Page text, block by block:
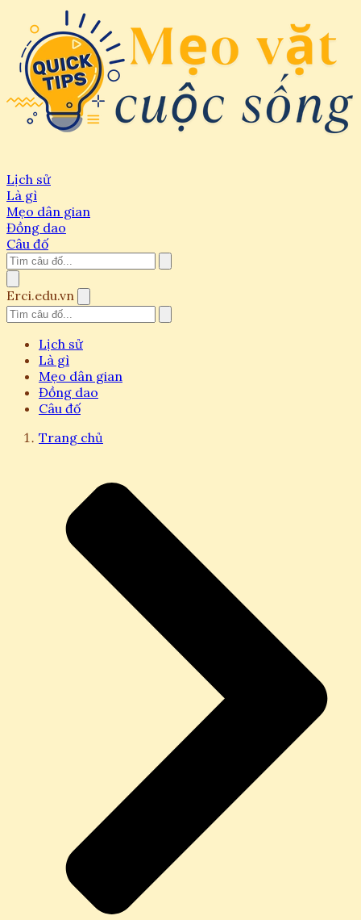
Lịch sử
Là gì
Mẹo dân gian
Đồng dao
Câu đố
Erci.edu.vn
Lịch sử
Là gì
Mẹo dân gian
Đồng dao
Câu đố
Trang chủ